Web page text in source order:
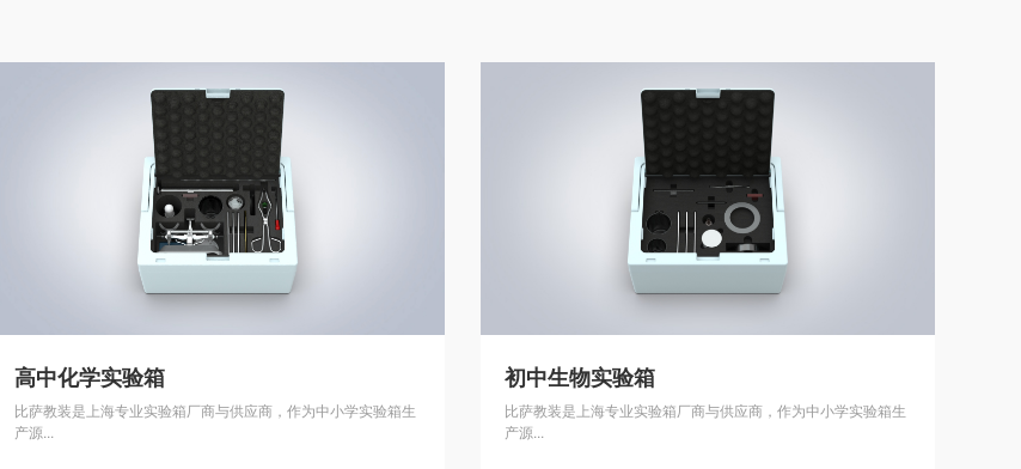
高中化学实验箱
比萨教装是上海专业实验箱厂商与供应商，作为中小学实验箱生
产源...
初中生物实验箱
比萨教装是上海专业实验箱厂商与供应商，作为中小学实验箱生
产源...